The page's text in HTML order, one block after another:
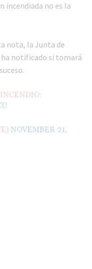
incendiada no es la
nota, la Junta de
ha notificado si tomará
NOVEMBER 21,